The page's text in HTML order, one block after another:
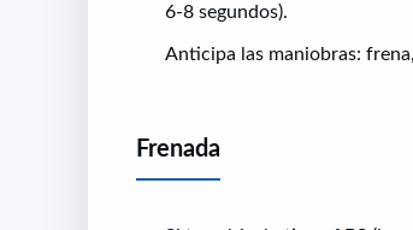
6-8 segundos).
Anticipa las maniobras:
Frenada